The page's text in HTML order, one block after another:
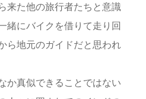
来た他の旅行者たちと意識
緒にバイクを借りて走り回
ら地元のガイドだと思われ
か真似できることではない